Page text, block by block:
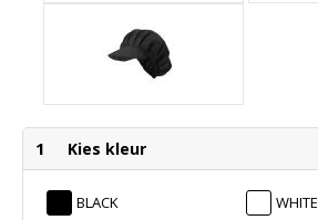
1 Kies kleur
BLACK WHITE